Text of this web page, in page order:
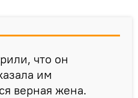
что он
им
верная жена.